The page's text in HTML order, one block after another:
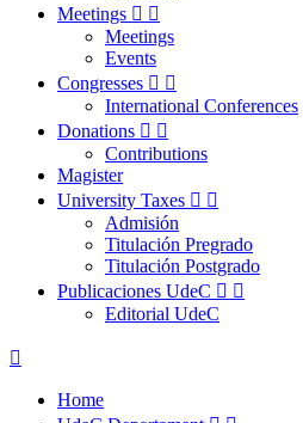
Meetings  
Meetings
Events
Congresses  
International Conferences
Donations  
Contributions
Magister
University Taxes  
Admisión
Titulación Pregrado
Titulación Postgrado
Publicaciones UdeC  
Editorial UdeC

Home